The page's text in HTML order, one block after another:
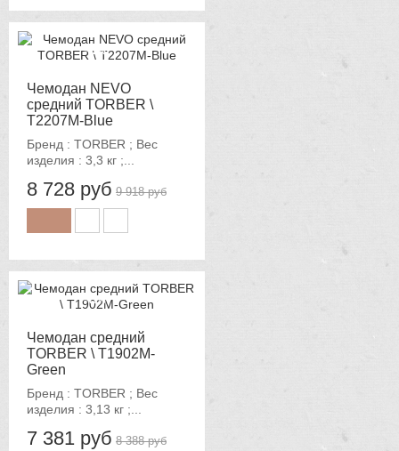
Чемодан NEVO
средний TORBER \
T2207M-Blue
Бренд : TORBER ; Вес
изделия : 3,3 кг ;...
8 728 руб
-12%
9 918 руб
Чемодан средний
TORBER \ T1902M-
Green
Бренд : TORBER ; Вес
изделия : 3,13 кг ;...
7 381 руб
-12%
8 388 руб